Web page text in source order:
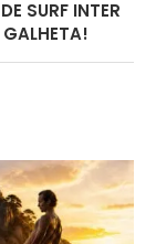
SURF INTER